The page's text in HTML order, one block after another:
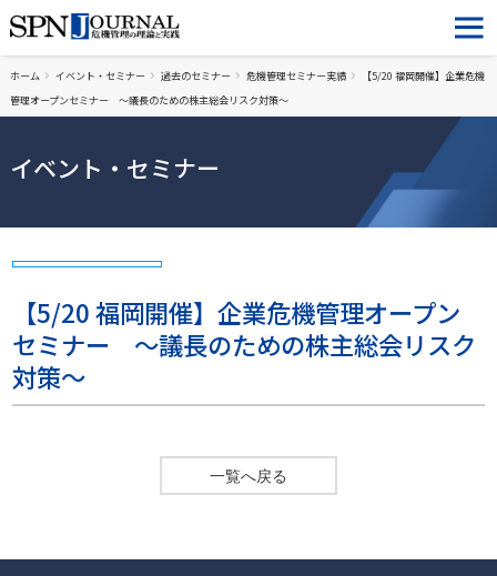
ホーム イベント・セミナー 過去のセミナー 危機管理セミナー実績
【5/20 福岡開催】企業危機
管理オープンセミナー ～議長のための株主総会リスク対策～
イベント・セミナー
【5/20 福岡開催】企業危機管理オープン
セミナー ～議長のための株主総会リスク
対策～
一覧へ戻る